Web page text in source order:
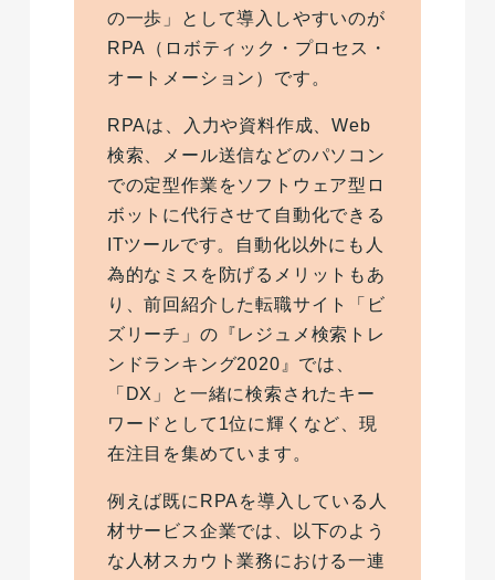
の一歩」として導入しやすいのが
RPA（ロボティック・プロセス・
オートメーション）です。
RPAは、入力や資料作成、Web
検索、メール送信などのパソコン
での定型作業をソフトウェア型ロ
ボットに代行させて自動化できる
ITツールです。自動化以外にも人
為的なミスを防げるメリットもあ
り、前回紹介した転職サイト「ビ
ズリーチ」の『レジュメ検索トレ
ンドランキング2020』では、
「DX」と一緒に検索されたキー
ワードとして1位に輝くなど、現
在注目を集めています。
例えば既にRPAを導入している人
材サービス企業では、以下のよう
な人材スカウト業務における一連